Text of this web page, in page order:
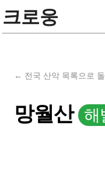
크로웅
← 전국 산악 목록으로
망월산 해